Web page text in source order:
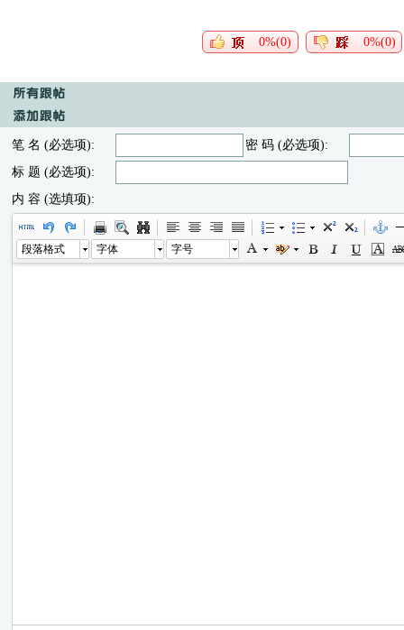
0%(0) 0%(0)
笔 名 (必选项):
密 码 (必选项):
标 题 (必选项):
内 容 (选填项):
段落格式 字体 字号